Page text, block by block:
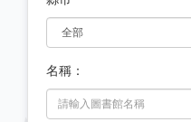
名稱：